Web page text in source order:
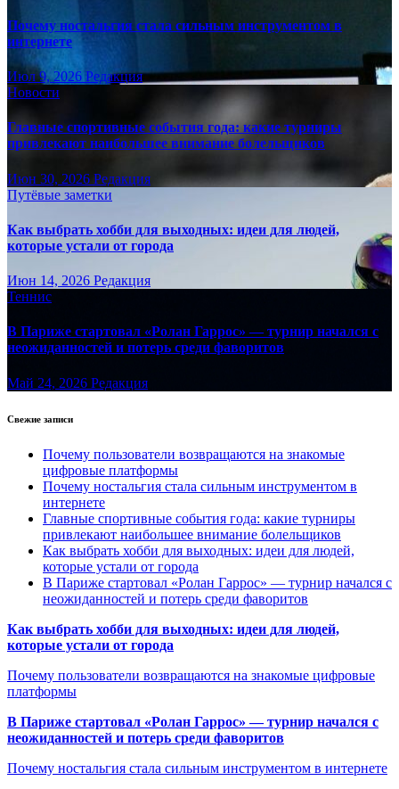
Почему ностальгия стала сильным инструментом в
интернете
Июл 9, 2026 Редакция
Новости
Главные спортивные события года: какие турниры
привлекают наибольшее внимание болельщиков
Июн 30, 2026 Редакция
Путёвые заметки
Как выбрать хобби для выходных: идеи для людей,
которые устали от города
Июн 14, 2026 Редакция
Теннис
В Париже стартовал «Ролан Гаррос» — турнир начался с
неожиданностей и потерь среди фаворитов
Май 24, 2026 Редакция
Свежие записи
Почему пользователи возвращаются на знакомые
цифровые платформы
Почему ностальгия стала сильным инструментом в
интернете
Главные спортивные события года: какие турниры
привлекают наибольшее внимание болельщиков
Как выбрать хобби для выходных: идеи для людей,
которые устали от города
В Париже стартовал «Ролан Гаррос» — турнир начался с
неожиданностей и потерь среди фаворитов
Как выбрать хобби для выходных: идеи для людей,
которые устали от города
Почему пользователи возвращаются на знакомые цифровые
платформы
В Париже стартовал «Ролан Гаррос» — турнир начался с
неожиданностей и потерь среди фаворитов
Почему ностальгия стала сильным инструментом в интернете